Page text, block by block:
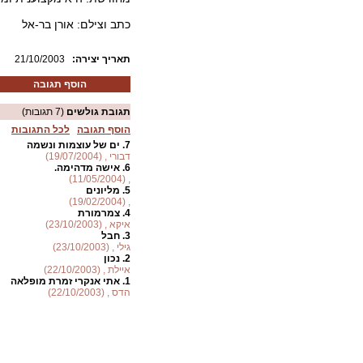
כתב וצילם: אורן בר-אל
21/10/2003 :תאריך יצירה
הוסף תגובה
תגובת גולשים (7 תגובות)
הוסף תגובה
לכל התגובות
7. ים של עוצמות ונשמה
דבורי , (19/07/2004)
6. אישה מדהימה.
, (11/05/2004)
5. מליונים
, (19/02/2004)
4. צמרמורת
איקא , (23/10/2003)
3. חבל
גילי , (23/10/2003)
2. נכון
איילת , (22/10/2003)
1. אתי אנקרי זמרת מופלאה
הדס , (22/10/2003)